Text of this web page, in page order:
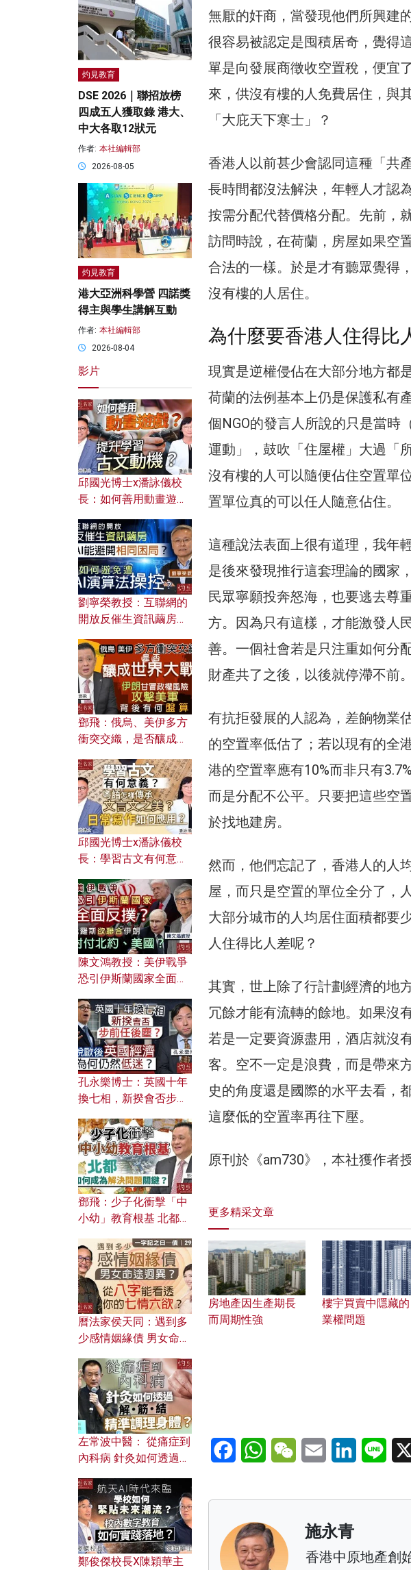
無厭的奸商，當發現他們所興建
很容易被認定是囤積居奇，覺得
單是向發展商徵收空置稅，便宜
來，供沒有樓的人免費居住，與
「大庇天下寒士」？
香港人以前甚少會認同這種「共
長時間都沒法解決，年輕人才認
按需分配代替價格分配。先前，
訪問時說，在荷蘭，房屋如果空
合法的一樣。於是才有聽眾覺得
沒有樓的人居住。
為什麼要香港人住得比
現實是逆權侵佔在大部分地方都
荷蘭的法例基本上仍是保護私有
個NGO的發言人所說的只是當時
運動」，鼓吹「住屋權」大過「
沒有樓的人可以隨便佔住空置單
置單位真的可以任人隨意佔住。
這種說法表面上很有道理，我年
是後來發現推行這套理論的國家
民眾寧願投奔怒海，也要逃去尊
方。因為只有這樣，才能激發人
善。一個社會若是只注重如何分
財產共了之後，以後就停滯不前。
有抗拒發展的人認為，差餉物業
的空置率低估了；若以現有的全
港的空置率應有10%而非只有
而是分配不公平。只要把這些空
於找地建房。
然而，他們忘記了，香港人的人
屋，而只是空置的單位全分了，
大部分城市的人均居住面積都要
人住得比人差呢？
其實，世上除了行計劃經濟的地
冗餘才能有流轉的餘地。如果沒
若是一定要資源盡用，酒店就沒
客。空不一定是浪費，而是帶來
史的角度還是國際的水平去看，
這麼低的空置率再往下壓。
原刊於《am730》，本社獲作者
更多精采文章
房地產因生產期長
而周期性強
樓宇買賣中隱藏的
業權問題
FacebookWhatsAppWeChatEmail LinkedInLine
施永青
香港中原地產創
灼見教育
DSE 2026｜聯招放榜
四成五人獲取錄 港大、
中大各取12狀元
作者: 本社編輯部
2026-08-05
灼見教育
港大亞洲科學營 四諾獎
得主與學生講解互動
作者: 本社編輯部
2026-08-04
影片
邱國光博士x潘詠儀校
長：如何善用動畫遊戲
劉寧榮教授：互聯網的
開放反催生資訊繭房，
何避免遭AI演算法操
控？
鄧飛：俄烏、美伊多方
衝突交織，是否釀成世
風險攻擊美軍，背後有
何盤算？
邱國光博士x潘詠儀校
長：學習古文有何意
文之美？ 日常寫作如何
應用？
陳文鴻教授：美伊戰爭
恐引伊斯蘭國家全面反
對付北約美國？
孔永樂博士：英國十年
換七相，新揆會否步前
濟為何仍然低迷？
鄧飛：少子化衝擊「中
小幼」教育根基 北都如
曆法家侯天同：遇到多
少感情姻緣債 男女命途
的七情六欲？
左常波中醫： 從痛症到
內科病 針灸如何透過解
鄭俊傑校長X陳穎華主